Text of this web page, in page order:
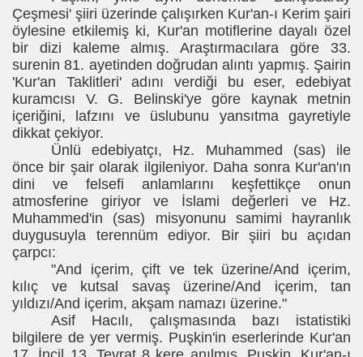
Çeşmesi' şiiri üzerinde çalışırken Kur'an-ı Kerim şairi
öylesine etkilemiş ki, Kur'an motiflerine dayalı özel
bir dizi kaleme almış. Araştırmacılara göre 33.
surenin 81. ayetinden doğrudan alıntı yapmış. Şairin
'Kur'an Taklitleri' adını verdiği bu eser, edebiyat
kuramcısı V. G. Belinski'ye göre kaynak metnin
içeriğini, lafzını ve üslubunu yansıtma gayretiyle
dikkat çekiyor.
Ünlü edebiyatçı, Hz. Muhammed (sas) ile
önce bir şair olarak ilgileniyor. Daha sonra Kur'an'ın
dini ve felsefi anlamlarını keşfettikçe onun
atmosferine giriyor ve İslami değerleri ve Hz.
Muhammed'in (sas) misyonunu samimi hayranlık
duygusuyla terennüm ediyor. Bir şiiri bu açıdan
çarpcı:
"And içerim, çift ve tek üzerine/And içerim,
kılıç ve kutsal savaş üzerine/And içerim, tan
yıldızı/And içerim, akşam namazı üzerine."
Asif Hacılı, çalışmasında bazı istatistiki
bilgilere de yer vermiş. Puşkin'in eserlerinde Kur'an
Kitapları